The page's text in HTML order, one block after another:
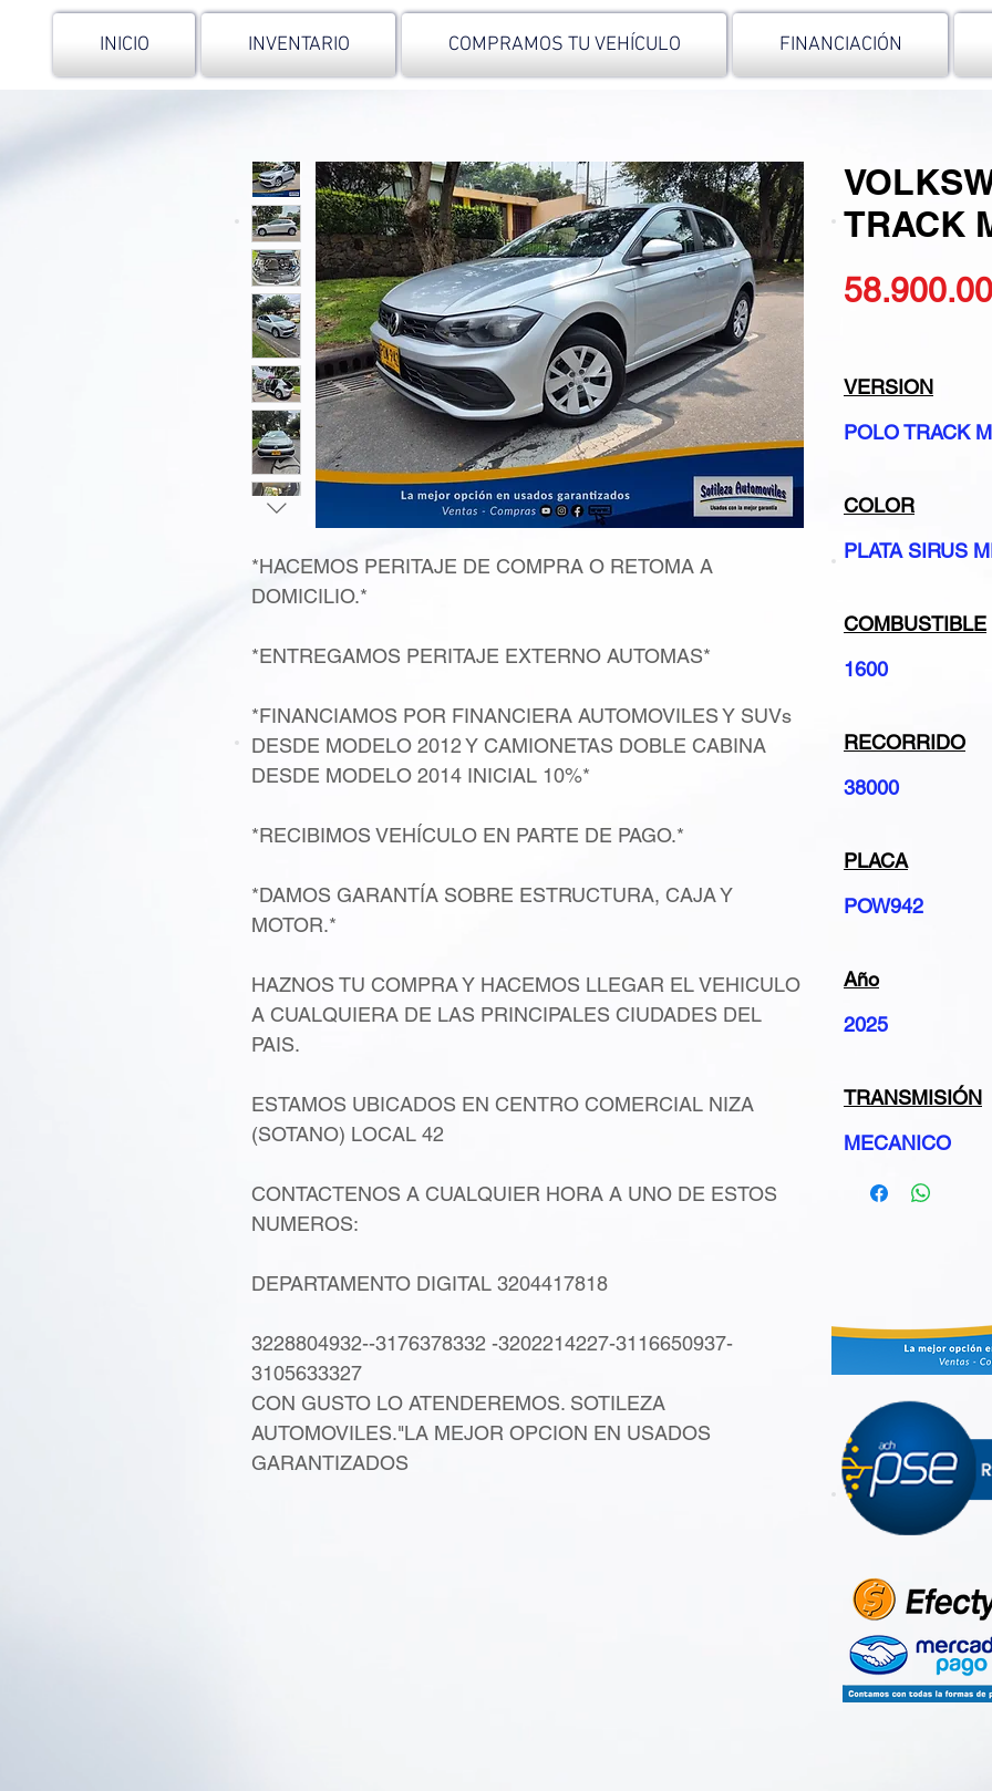
INICIO INVENTARIO COMPRAMOS TU VEHÍCULO FINANCIACIÓN
*HACEMOS PERITAJE DE COMPRA O RETOMA A
DOMICILIO.*
*ENTREGAMOS PERITAJE EXTERNO AUTOMAS*
*FINANCIAMOS POR FINANCIERA AUTOMOVILES Y SUVs
DESDE MODELO 2012 Y CAMIONETAS DOBLE CABINA
DESDE MODELO 2014 INICIAL 10%*
*RECIBIMOS VEHÍCULO EN PARTE DE PAGO.*
*DAMOS GARANTÍA SOBRE ESTRUCTURA, CAJA Y
MOTOR.*
HAZNOS TU COMPRA Y HACEMOS LLEGAR EL VEHICULO
A CUALQUIERA DE LAS PRINCIPALES CIUDADES DEL
PAIS.
ESTAMOS UBICADOS EN CENTRO COMERCIAL NIZA
(SOTANO) LOCAL 42
CONTACTENOS A CUALQUIER HORA A UNO DE ESTOS
NUMEROS:
DEPARTAMENTO DIGITAL 3204417818
3228804932--3176378332 -3202214227-3116650937-
3105633327
CON GUSTO LO ATENDEREMOS. SOTILEZA
AUTOMOVILES."LA MEJOR OPCION EN USADOS
GARANTIZADOS
TRACK
VERSION
POLO TRACK
COLOR
PLATA SIRUS
COMBUSTIBLE
1600
RECORRIDO
38000
PLACA
POW942
Año
2025
TRANSMISIÓN
MECANICO